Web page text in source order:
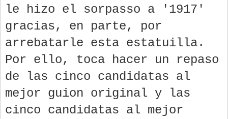
le hizo el sorpasso a '1917'
gracias, en parte, por
arrebatarle esta estatuilla.
Por ello, toca hacer un repaso
de las cinco candidatas al
mejor guion original y las
cinco candidatas al mejor